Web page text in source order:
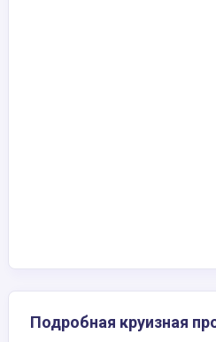
Подробная круизная